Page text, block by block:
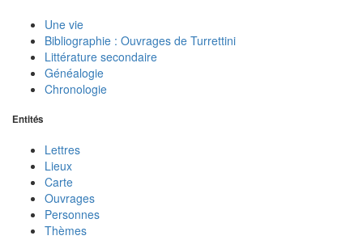
Une vie
Bibliographie : Ouvrages de Turrettini
Littérature secondaire
Généalogie
Chronologie
Entités
Lettres
Lieux
Carte
Ouvrages
Personnes
Thèmes